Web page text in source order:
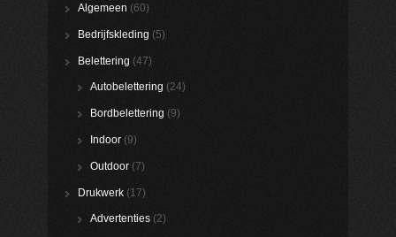
Algemeen (60)
Bedrijfskleding (5)
Belettering (47)
Autobelettering (24)
Bordbelettering (9)
Indoor (9)
Outdoor (7)
Drukwerk (17)
Advertenties (2)